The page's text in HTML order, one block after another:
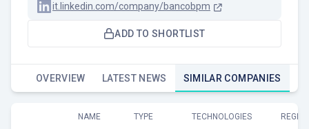
it.linkedin.com/company/bancobpm
ADD TO SHORTLIST
OVERVIEW LATEST NEWS SIMILAR COMPANIES
NAME TYPE TECHNOLOGIES